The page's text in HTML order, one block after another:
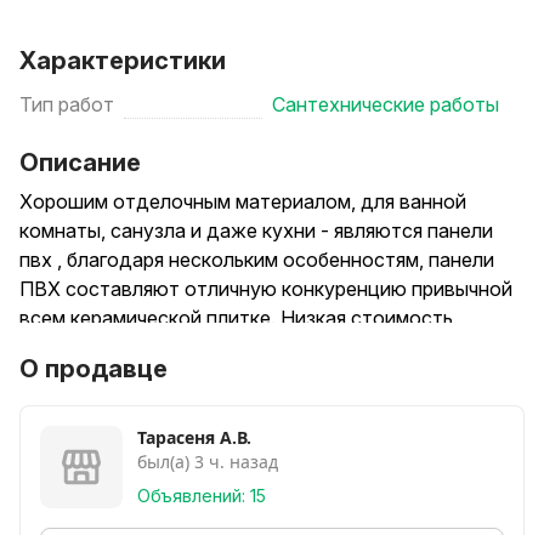
Характеристики
Тип работ Сантехнические работы
Описание
Хорошим отделочным материалом, для ванной
комнаты, санузла и даже кухни - являются панели
пвх , благодаря нескольким особенностям, панели
ПВХ составляют отличную конкуренцию привычной
всем керамической плитке. Низкая стоимость,
фактур — вот лишь некоторые плюсы данного
качеств, приведенных выше, панели из ПВХ также
обладают высокими показателями долговечности,
влагостойкости, устойчивости к образованию
плесени и грибков. Современные пластиковые
О продавце
Тарасеня А.В.
был(а) 3 ч. назад
Объявлений: 15